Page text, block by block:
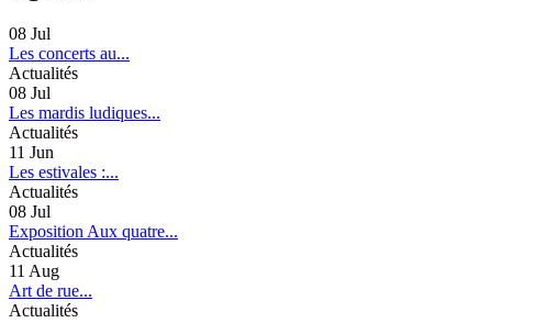
08 Jul
Les concerts au...
Actualités
08 Jul
Les mardis ludiques...
Actualités
11 Jun
Les estivales :...
Actualités
08 Jul
Exposition Aux quatre...
Actualités
11 Aug
Art de rue...
Actualités